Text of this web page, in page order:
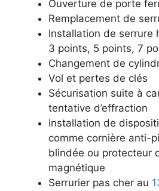
Ouverture de porte
Remplacement de
Installation de serrure
3 points, 5 points, 7
Changement de
Vol et pertes de clés
Sécurisation suite à
tentative d’effraction
Installation de
comme cornière anti-
blindée ou protecteur
magnétique
Serrurier pas cher au